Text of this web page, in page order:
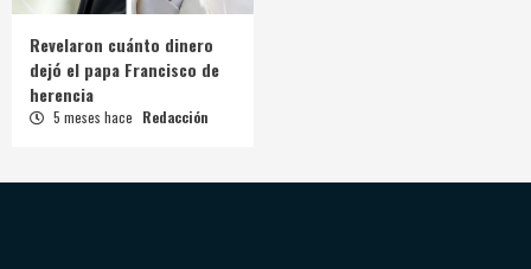
Revelaron cuánto dinero
dejó el papa Francisco de
herencia
5 meses hace Redacción